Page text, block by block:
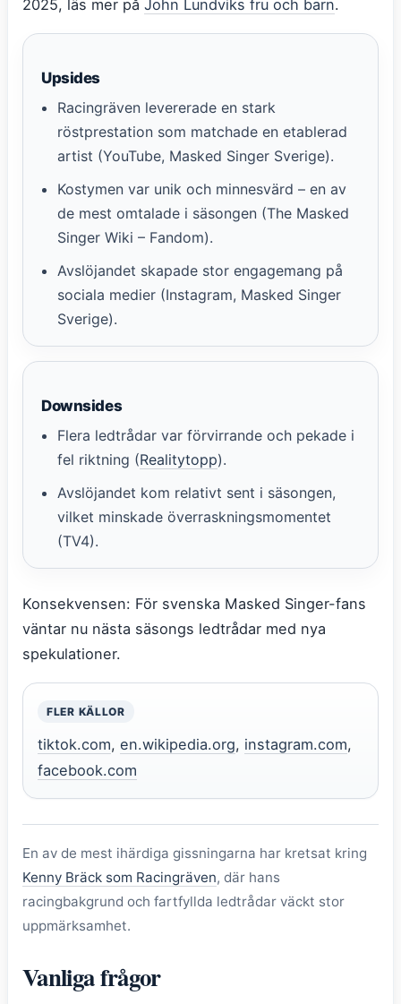
2025, läs mer på John Lundviks fru och barn.
Upsides
Racingräven levererade en stark
röstprestation som matchade en etablerad
artist (YouTube, Masked Singer Sverige).
Kostymen var unik och minnesvärd – en av
de mest omtalade i säsongen (The Masked
Singer Wiki – Fandom).
Avslöjandet skapade stor engagemang på
sociala medier (Instagram, Masked Singer
Sverige).
Downsides
Flera ledtrådar var förvirrande och pekade i
fel riktning (Realitytopp).
Avslöjandet kom relativt sent i säsongen,
vilket minskade överraskningsmomentet
(TV4).
Konsekvensen: För svenska Masked Singer-fans
väntar nu nästa säsongs ledtrådar med nya
spekulationer.
FLER KÄLLOR
tiktok.com, en.wikipedia.org, instagram.com,
facebook.com
En av de mest ihärdiga gissningarna har kretsat kring
Kenny Bräck som Racingräven, där hans
racingbakgrund och fartfyllda ledtrådar väckt stor
uppmärksamhet.
Vanliga frågor